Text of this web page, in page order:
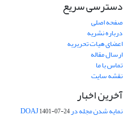
دسترسی سریع
صفحه اصلی
درباره نشریه
اعضای هیات تحریریه
ارسال مقاله
تماس با ما
نقشه سایت
آخرین اخبار
نمایه شدن مجله در DOAJ1401-07-24